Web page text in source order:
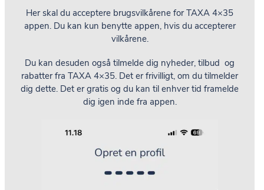
Her skal du acceptere brugsvilkårene for TAXA 4×35
appen. Du kan kun benytte appen, hvis du accepterer
vilkårene.
Du kan desuden også tilmelde dig nyheder, tilbud og
rabatter fra TAXA 4×35. Det er frivilligt, om du tilmelder
dig dette. Det er gratis og du kan til enhver tid framelde
dig igen inde fra appen.